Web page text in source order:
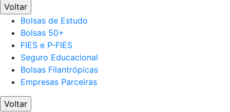
Voltar
Bolsas de Estudo
Bolsas 50+
FIES e P-FIES
Seguro Educacional
Bolsas Filantrópicas
Empresas Parceiras
Voltar